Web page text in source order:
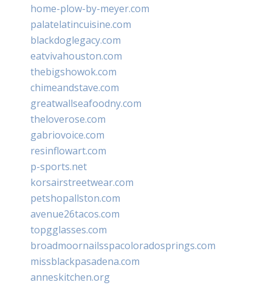
home-plow-by-meyer.com
palatelatincuisine.com
blackdoglegacy.com
eatvivahouston.com
thebigshowok.com
chimeandstave.com
greatwallseafoodny.com
theloverose.com
gabriovoice.com
resinflowart.com
p-sports.net
korsairstreetwear.com
petshopallston.com
avenue26tacos.com
topgglasses.com
broadmoornailsspacoloradosprings.com
missblackpasadena.com
anneskitchen.org